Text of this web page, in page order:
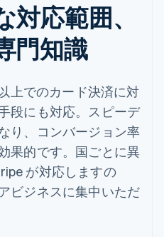
応範囲、
門知識
上でのカード決済に対
段にも対応。スピーデ
り、コンバージョン率
果的です。国ごとに異
が対応しますの
ビジネスに集中いただ